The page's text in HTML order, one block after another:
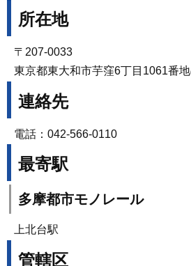
所在地
〒207-0033
東京都東大和市芋窪6丁目1061番
連絡先
電話：042-566-0110
最寄駅
多摩都市モノレール
上北台駅
管轄区